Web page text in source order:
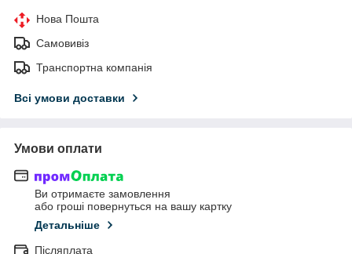
Нова Пошта
Самовивіз
Транспортна компанія
Всі умови доставки
Умови оплати
Ви отримаєте замовлення
або гроші повернуться на вашу картку
Детальніше
Післяплата